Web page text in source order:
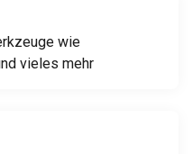
wie
vieles mehr